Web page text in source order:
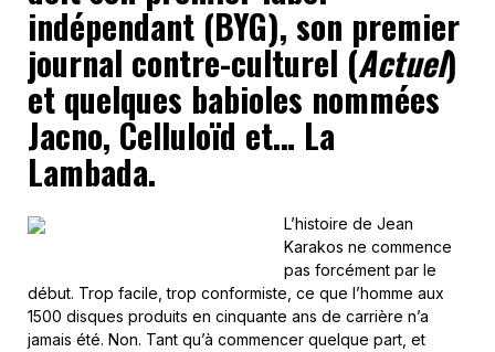
indépendant (BYG), son premier
journal contre-culturel (Actuel)
et quelques babioles nommées
Jacno, Celluloïd et… La
Lambada.
L’histoire de Jean
Karakos ne commence
pas forcément par le
début. Trop facile, trop conformiste, ce que l’homme aux
1500 disques produits en cinquante ans de carrière n’a
jamais été. Non. Tant qu’à commencer quelque part, et